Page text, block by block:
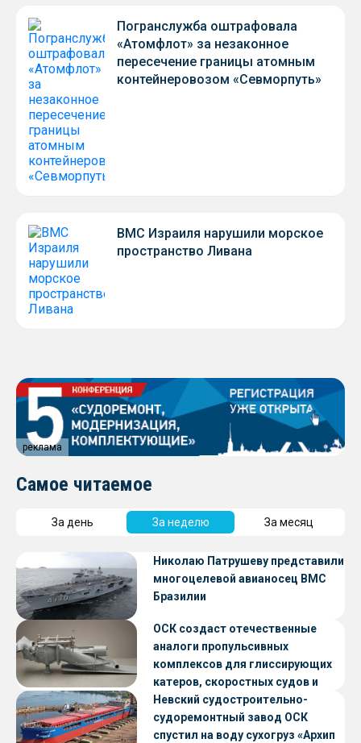
Погранслужба оштрафовала
«Атомфлот» за незаконное
пересечение границы атомным
контейнеровозом «Севморпуть»
ВМС Израиля нарушили морское
пространство Ливана
реклама
Самое читаемое
За день За неделю За месяц
Николаю Патрушеву представили
многоцелевой авианосец ВМС
Бразилии
ОСК создаст отечественные
аналоги пропульсивных
комплексов для глиссирующих
катеров, скоростных судов и
судов с малой осадкой
Невский судостроительно-
судоремонтный завод ОСК
спустил на воду сухогруз «Архип